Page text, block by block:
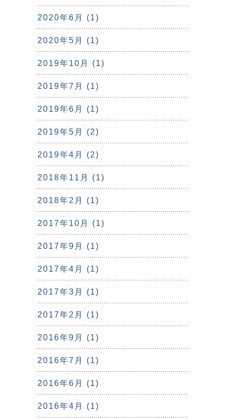
2020年6月 (1)
2020年5月 (1)
2019年10月 (1)
2019年7月 (1)
2019年6月 (1)
2019年5月 (2)
2019年4月 (2)
2018年11月 (1)
2018年2月 (1)
2017年10月 (1)
2017年9月 (1)
2017年4月 (1)
2017年3月 (1)
2017年2月 (1)
2016年9月 (1)
2016年7月 (1)
2016年6月 (1)
2016年4月 (1)